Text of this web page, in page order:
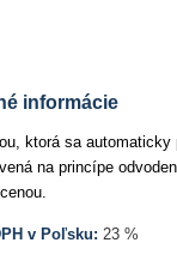
informácie
ktorá sa
na princípe
v Poľsku: 23 %